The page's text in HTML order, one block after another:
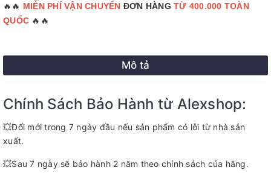
🔥🔥 MIỄN PHÍ VẬN CHUYỂN ĐƠN HÀNG TỪ 400.000 TOÀN
QUỐC 🔥🔥
Mô tả
Chính Sách Bảo Hành từ Alexshop:
💥Đổi mới trong 7 ngày đầu nếu sản phẩm có lỗi từ nhà sản
xuất.
💥Sau 7 ngày sẽ bảo hành 2 năm theo chính sách của hãng.